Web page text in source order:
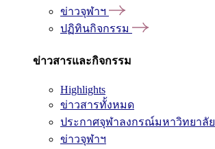
ข่าวจุฬาฯ
ปฏิทินกิจกรรม
ข่าวสารและกิจกรรม
Highlights
ข่าวสารทั้งหมด
ประกาศจุฬาลงกรณ์มหาวิทยาลัย
ข่าวจุฬาฯ